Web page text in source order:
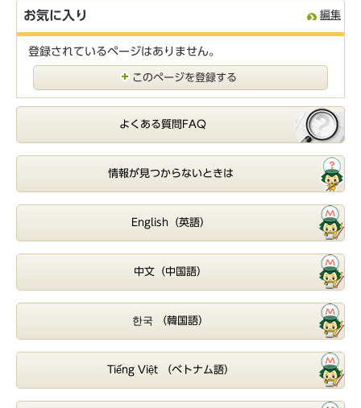
お気に入り 編集
登録されているページはありません。
このページを登録する
よくある質問FAQ
情報が見つからないときは
English（英語）
中文（中国語）
한국 （韓国語）
Tiếng Việt （ベトナム語）